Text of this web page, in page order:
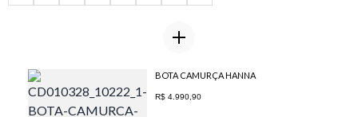
BOTA CAMURÇA HANNA
R$ 4.990,90